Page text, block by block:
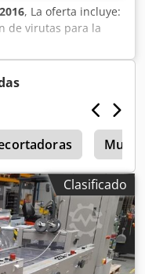
2016, La oferta incluye:
de virutas para la
de revistas - Peso:
lo siguiente para
carga y
los trámites
Clasificado